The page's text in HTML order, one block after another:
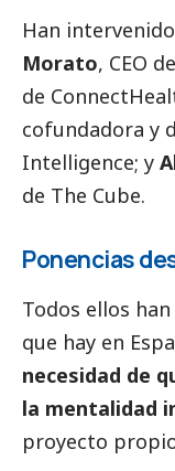
Han
Morato, CEO
de
cofundadora y
Intelligence; y
de The Cube.
Ponencias
Todos ellos
que hay en
necesidad de
la mentalidad
proyecto